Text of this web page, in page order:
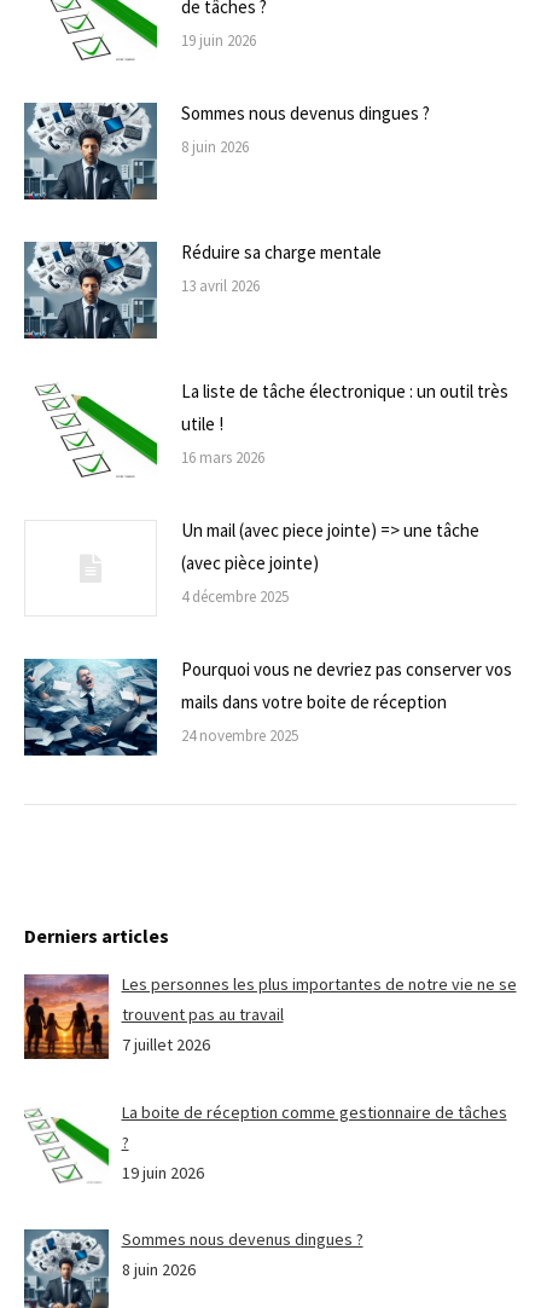
de tâches ?
19 juin 2026
Sommes nous devenus dingues ?
8 juin 2026
Réduire sa charge mentale
13 avril 2026
La liste de tâche électronique : un outil très
utile !
16 mars 2026
Un mail (avec piece jointe) => une tâche
(avec pièce jointe)
4 décembre 2025
Pourquoi vous ne devriez pas conserver vos
mails dans votre boite de réception
24 novembre 2025
Derniers articles
Les personnes les plus importantes de notre vie ne se
trouvent pas au travail
7 juillet 2026
La boite de réception comme gestionnaire de tâches
?
19 juin 2026
Sommes nous devenus dingues ?
8 juin 2026